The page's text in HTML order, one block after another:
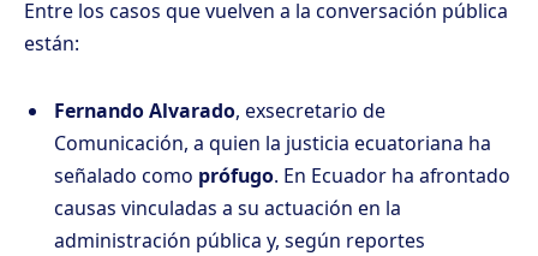
Entre los casos que vuelven a la conversación pública
están:
Fernando Alvarado, exsecretario de
Comunicación, a quien la justicia ecuatoriana ha
señalado como prófugo. En Ecuador ha afrontado
causas vinculadas a su actuación en la
administración pública y, según reportes